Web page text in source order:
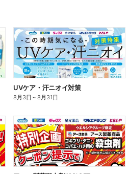
UVケア・汗ニオイ対策
8月3日 ～8月31日